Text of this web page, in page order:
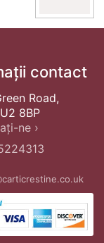
contact
Road,
8BP
ne ›